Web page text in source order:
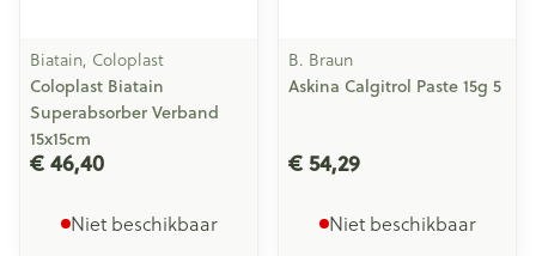
Biatain, Coloplast
Coloplast Biatain
Superabsorber Verband
15x15cm
€ 46,40
Niet beschikbaar
B. Braun
Askina Calgitrol Paste 15g 5
€ 54,29
Niet beschikbaar